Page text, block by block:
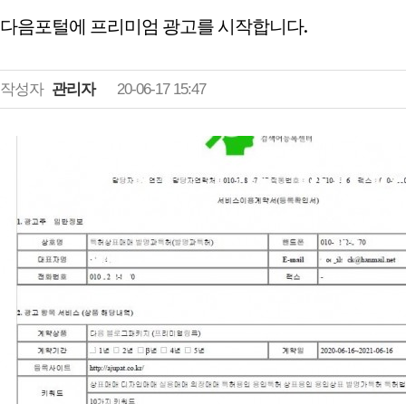
다음포털에 프리미엄 광고를 시작합니다.
작성자 관리자 20-06-17 15:47